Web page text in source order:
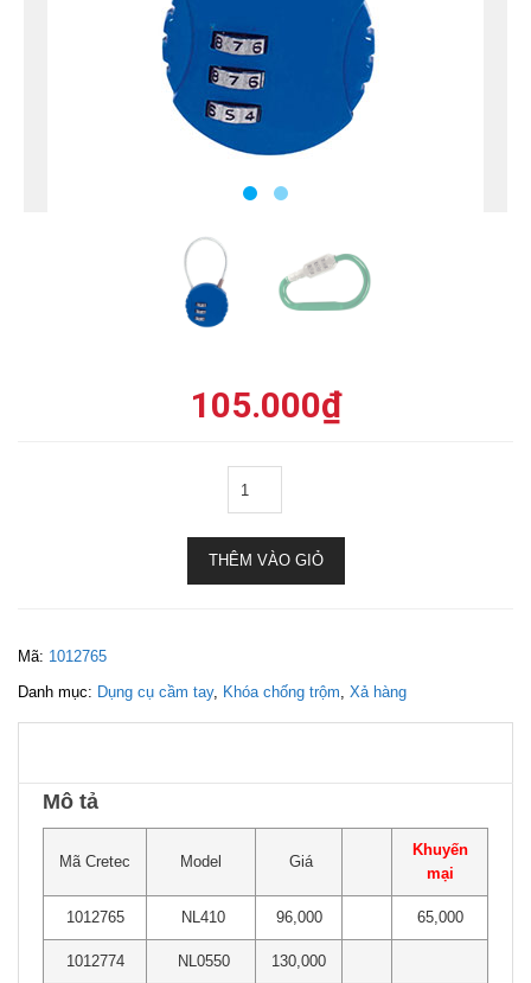
105.000₫
THÊM VÀO GIỎ
Mã: 1012765
Danh mục: Dụng cụ cầm tay, Khóa chống trộm, Xả hàng
Mô tả
Mã Cretec Model Giá
Khuyến
mại
1012765 NL410 96,000 65,000
1012774 NL0550 130,000